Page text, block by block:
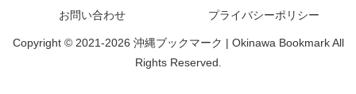
お問い合わせ プライバシーポリシー
Copyright © 2021-2026 沖縄ブックマーク | Okinawa Bookmark All
Rights Reserved.